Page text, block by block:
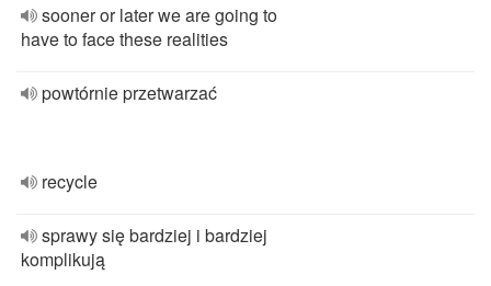
sooner or later we are going to
have to face these realities
powtórnie przetwarzać
recycle
sprawy się bardziej i bardziej
komplikują